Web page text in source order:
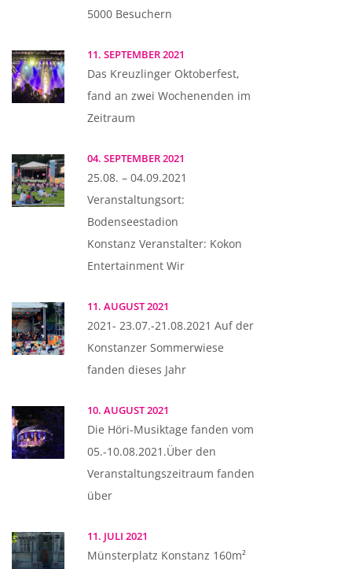
5000 Besuchern
11. SEPTEMBER 2021
Das Kreuzlinger Oktoberfest,
fand an zwei Wochenenden im
Zeitraum
04. SEPTEMBER 2021
25.08. – 04.09.2021
Veranstaltungsort:
Bodenseestadion
Konstanz Veranstalter: Kokon
Entertainment Wir
11. AUGUST 2021
2021- 23.07.-21.08.2021 Auf der
Konstanzer Sommerwiese
fanden dieses Jahr
10. AUGUST 2021
Die Höri-Musiktage fanden vom
05.-10.08.2021.Über den
Veranstaltungszeitraum fanden
über
11. JULI 2021
Münsterplatz Konstanz 160m²